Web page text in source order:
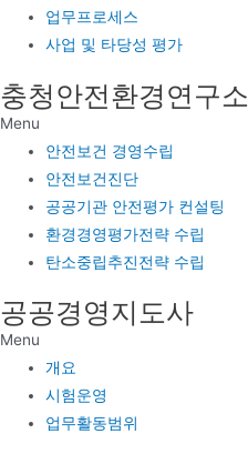
업무프로세스
사업 및 타당성 평가
충청안전환경연구소
Menu
안전보건 경영수립
안전보건진단
공공기관 안전평가 컨설팅
환경경영평가전략 수립
탄소중립추진전략 수립
공공경영지도사
Menu
개요
시험운영
업무활동범위